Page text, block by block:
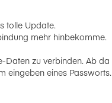
tolle Update.
mehr hinbekomme.
Daten zu verbinden. Ab da
eingeben eines Passworts.